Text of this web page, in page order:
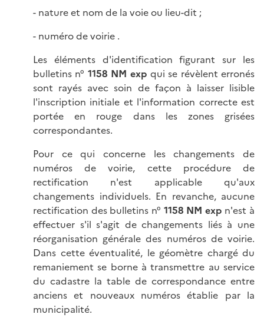
- nature et nom de la voie ou lieu-dit ;
- numéro de voirie .
Les éléments d'identification figurant sur les
bulletins n° 1158 NM exp qui se révèlent erronés
sont rayés avec soin de façon à laisser lisible
l'inscription initiale et l'information correcte est
portée en rouge dans les zones grisées
correspondantes.
Pour ce qui concerne les changements de
numéros de voirie, cette procédure de
rectification n'est applicable qu'aux
changements individuels. En revanche, aucune
rectification des bulletins n° 1158 NM exp n'est à
effectuer s'il s'agit de changements liés à une
réorganisation générale des numéros de voirie.
Dans cette éventualité, le géomètre chargé du
remaniement se borne à transmettre au service
du cadastre la table de correspondance entre
anciens et nouveaux numéros établie par la
municipalité.